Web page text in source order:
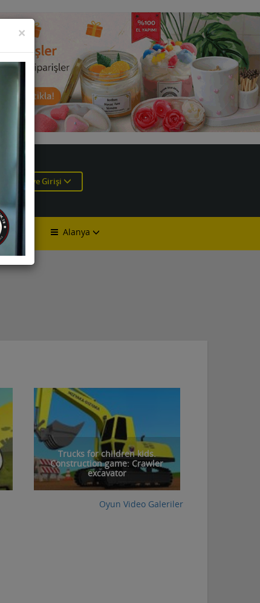
Üye Girişi
Alanya
× KAPAT
Trucks for children kids.
Construction game: Crawler
excavator
Oyun Video Galeriler